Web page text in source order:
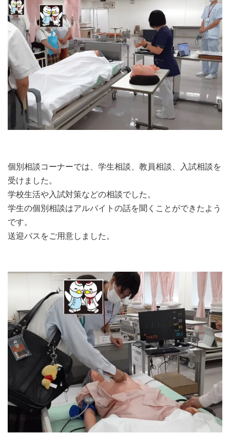
個別相談コーナーでは、学生相談、教員相談、入試相談を
受けました。
学校生活や入試対策などの相談でした。
学生の個別相談はアルバイトの話を聞くことができたよう
です。
送迎バスをご用意しました。